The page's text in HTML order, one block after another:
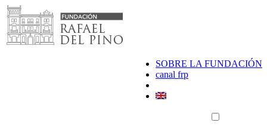
Saltar
al
contenido
SOBRE LA FUNDACIÓN
canal frp